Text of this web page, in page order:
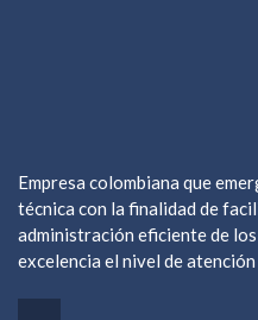
Empresa colombiana que
técnica con la finalidad de
administración eficiente de
excelencia el nivel de